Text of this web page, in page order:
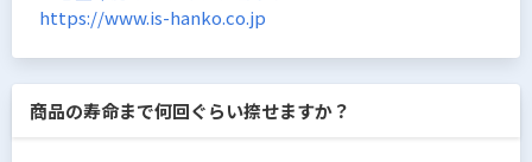
https://www.is-hanko.co.jp
商品の寿命まで何回ぐらい捺せますか？